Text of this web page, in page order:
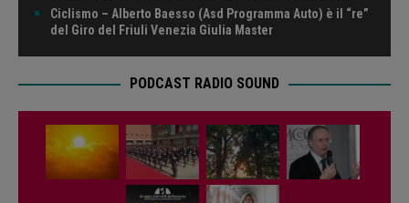
Ciclismo – Alberto Baesso (Asd Programma Auto) è il “re”
del Giro del Friuli Venezia Giulia Master
PODCAST RADIO SOUND